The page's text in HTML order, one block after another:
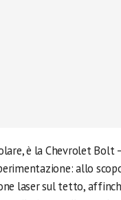
è la Chevrolet Bolt
allo
laser sul tetto,